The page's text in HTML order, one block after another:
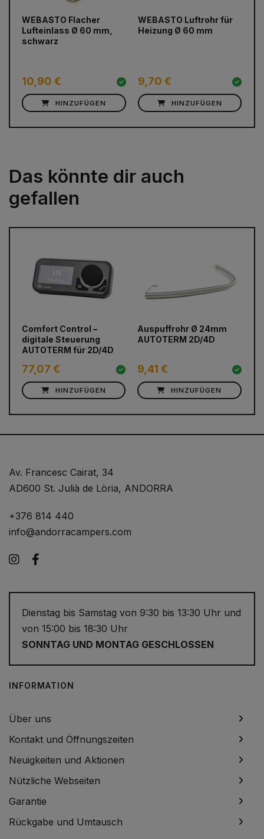
WEBASTO Flacher
Lufteinlass Ø 60 mm,
schwarz
10,90 €
HINZUFÜGEN
WEBASTO Luftrohr für
Heizung Ø 60 mm
9,70 €
HINZUFÜGEN
prev next
Das könnte dir auch
gefallen
Comfort Control –
digitale Steuerung
AUTOTERM für 2D/4D
77,07 €
HINZUFÜGEN
Auspuffrohr Ø 24mm
AUTOTERM 2D/4D
9,41 €
HINZUFÜGEN
Av. Francesc Cairat, 34
AD600 St. Julià de Lòria, ANDORRA
+376 814 440
info@andorracampers.com
Instagram
Dienstag bis Samstag von 9:30 bis 13:30 Uhr und
von 15:00 bis 18:30 Uhr
SONNTAG UND MONTAG GESCHLOSSEN
INFORMATION
Über uns
Kontakt und Öffnungszeiten
Neuigkeiten und Aktionen
Nützliche Webseiten
Garantie
Rückgabe und Umtausch